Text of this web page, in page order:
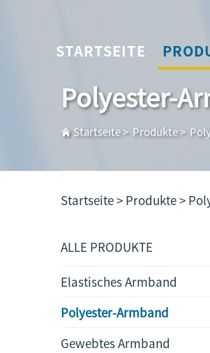
STARTSEITE
Polyester-
Startseite> Produkte>
Startseite > Produkte>
ALLE PRODUKTE
Elastisches Armband
Polyester-Armband
Gewebtes Armband